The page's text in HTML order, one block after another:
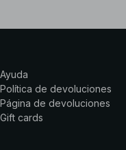
Ayuda
Política de devoluciones
Página de devoluciones
Gift cards